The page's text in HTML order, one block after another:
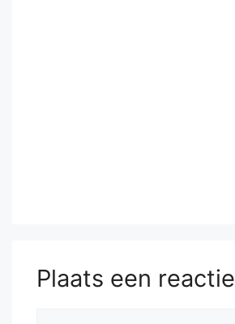
Plaats een reactie